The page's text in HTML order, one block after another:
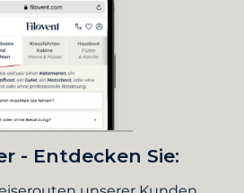
- Entdecken Sie: